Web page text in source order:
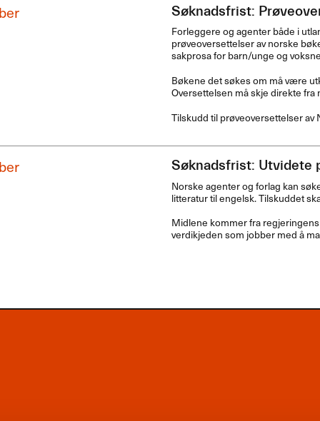
Søknadsfrist:
Forleggere og agenter både i
prøveoversettelser av norske
sakprosa for barn/unge og
Bøkene det søkes om må være
Oversettelsen må skje direkte fra
Tilskudd til prøveoversettelser av
Søknadsfrist: Utvidete
Norske agenter og forlag kan
litteratur til engelsk. Tilskuddet
Midlene kommer fra
verdikjeden som jobber med å